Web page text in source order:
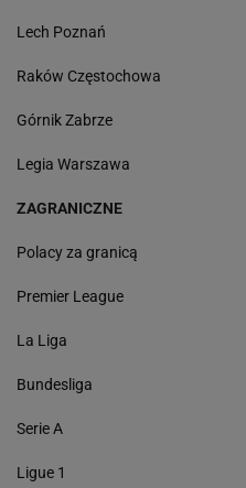
Lech Poznań
Raków Częstochowa
Górnik Zabrze
Legia Warszawa
ZAGRANICZNE
Polacy za granicą
Premier League
La Liga
Bundesliga
Serie A
Ligue 1